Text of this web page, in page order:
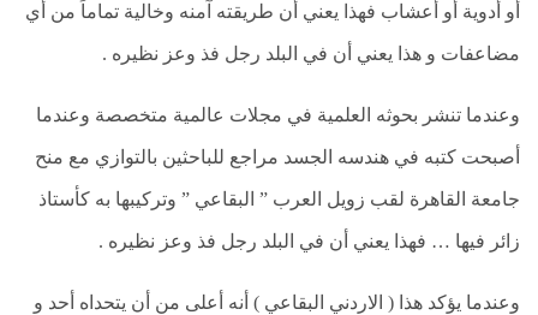
أو أدوية أو أعشاب فهذا يعني أن طريقته آمنه وخالية تماماً من أي
مضاعفات و هذا يعني أن في البلد رجل فذ وعز نظيره .
وعندما تنشر بحوثه العلمية في مجلات عالمية متخصصة وعندما
أصبحت كتبه في هندسه الجسد مراجع للباحثين بالتوازي مع منح
جامعة القاهرة لقب زويل العرب ” البقاعي ” وتركيبها به كأستاذ
زائر فيها … فهذا يعني أن في البلد رجل فذ وعز نظيره .
وعندما يؤكد هذا ( الاردني البقاعي ) أنه أعلى من أن يتحداه أحد و